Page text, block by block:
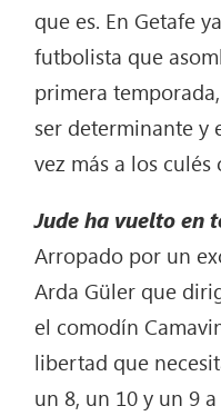
que es. En Getafe
futbolista que
primera
ser determinante y
vez más a los
Jude ha vuelto en
Arropado por un
Arda Güler que
el comodín
libertad que
un 8, un 10 y un 9